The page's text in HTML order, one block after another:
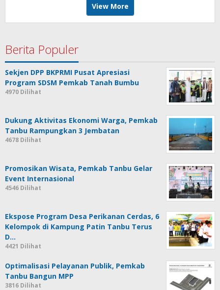
View More
Berita Populer
Sekjen DPP BKPRMI Pusat Apresiasi
Program SDSM Pemkab Tanah Bumbu
4970 Dilihat
Dukung Aktivitas Ekonomi Warga, Pemkab
Tanbu Rampungkan 3 Jembatan
4678 Dilihat
Promosikan Wisata, Pemkab Tanbu Gelar
Event Internasional
4546 Dilihat
Ekspose Program Desa Perikanan Cerdas, 6
Kelompok di Kampung Patin Tanbu Terus
D…
4421 Dilihat
Optimalisasi Pelayanan Publik, Pemkab
Tanbu Bangun MPP
3816 Dilihat